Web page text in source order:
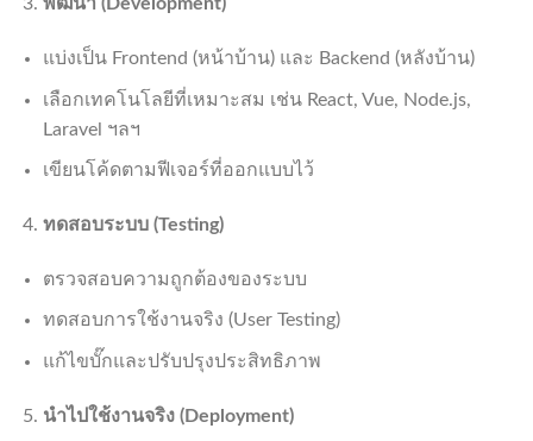
แบ่งเป็น Frontend (หน้าบ้าน) และ Backend (หลังบ้าน)
เลือกเทคโนโลยีที่เหมาะสม เช่น React, Vue, Node.js,
Laravel ฯลฯ
เขียนโค้ดตามฟีเจอร์ที่ออกแบบไว้
ทดสอบระบบ (Testing)
ตรวจสอบความถูกต้องของระบบ
ทดสอบการใช้งานจริง (User Testing)
แก้ไขบั๊กและปรับปรุงประสิทธิภาพ
นำไปใช้งานจริง (Deployment)